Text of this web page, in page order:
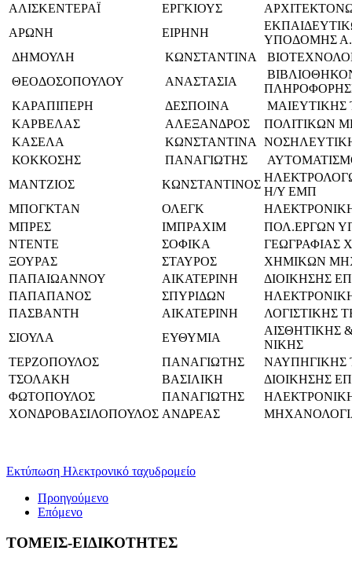
ΑΛΙΣΚΕΝΤΕΡΑΪ ΕΡΓΚΙΟΥΣ
ΑΡΩΝΗ
ΕΙΡΗΝΗ
ΥΠΟΔΟΜΗΣ
ΔΗΜΟΥΛΗ
ΚΩΝΣΤΑΝΤΙΝΑ
ΘΕΟΔΟΣΟΠΟΥΛΟΥ
ΑΝΑΣΤΑΣΙΑ
ΚΑΡΑΠΙΠΕΡΗ
ΔΕΣΠΟΙΝΑ
ΜΑΙΕΥΤΙΚΗΣ
ΚΑΡΒΕΛΑΣ
ΑΛΕΞΑΝΔΡΟΣ
ΠΟΛΙΤΙΚΩΝ
ΚΑΣΕΛΑ
ΚΩΝΣΤΑΝΤΙΝΑ
ΚΟΚΚΟΣΗΣ
ΠΑΝΑΓΙΩΤΗΣ
ΜΑΝΤΖΙΟΣ
ΚΩΝΣΤΑΝΤΙΝΟΣ
Η/Υ ΕΜΠ
ΜΠΟΓΚΤΑΝ
ΟΛΕΓΚ
ΜΠΡΕΣ
ΙΜΠΡΑΧΙΜ
ΠΟΛ.ΕΡΓΩΝ
ΝΤΕΝΤΕ
ΣΟΦΙΚΑ
ΓΕΩΓΡΑΦΙΑΣ
ΞΟΥΡΑΣ
ΣΤΑΥΡΟΣ
ΧΗΜΙΚΩΝ
ΠΑΠΑΙΩΑΝΝΟΥ
ΑΙΚΑΤΕΡΙΝΗ
ΔΙΟΙΚΗΣΗΣ
ΠΑΠΑΠΑΝΟΣ
ΣΠΥΡΙΔΩΝ
ΠΑΣΒΑΝΤΗ
ΑΙΚΑΤΕΡΙΝΗ
ΛΟΓΙΣΤΙΚΗΣ
ΣΙΟΥΛΑ
ΕΥΘΥΜΙΑ
ΑΙΣΘΗΤΙΚΗΣ
ΝΙΚΗΣ
ΤΕΡΖΟΠΟΥΛΟΣ
ΠΑΝΑΓΙΩΤΗΣ
ΝΑΥΠΗΓΙΚΗΣ
ΤΣΟΛΑΚΗ
ΒΑΣΙΛΙΚΗ
ΔΙΟΙΚΗΣΗΣ
ΦΩΤΟΠΟΥΛΟΣ
ΠΑΝΑΓΙΩΤΗΣ
ΧΟΝΔΡΟΒΑΣΙΛΟΠΟΥΛΟΣ ΑΝΔΡΕΑΣ
Εκτύπωση Ηλεκτρονικό ταχυδρομείο
Προηγούμενο
Επόμενο
ΤΟΜΕΙΣ-ΕΙΔΙΚΟΤΗΤΕΣ